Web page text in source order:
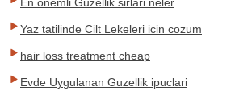
En onemli Guzellik sirlari neler
Yaz tatilinde Cilt Lekeleri icin cozum
hair loss treatment cheap
Evde Uygulanan Guzellik ipuclari